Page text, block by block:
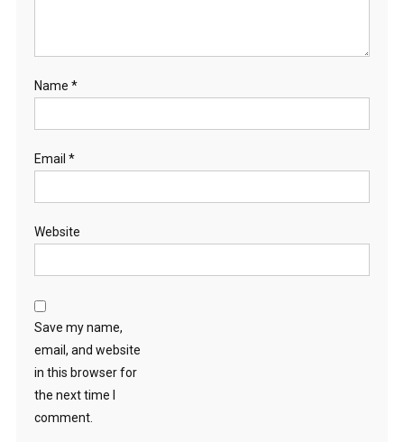
Name *
Email *
Website
Save my name,
email, and website
in this browser for
the next time I
comment.